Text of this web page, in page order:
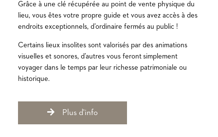
Grâce à une clé récupérée au point de vente physique du
lieu, vous êtes votre propre guide et vous avez accès à des
endroits exceptionnels, d’ordinaire fermés au public !
Certains lieux insolites sont valorisés par des animations
visuelles et sonores, d’autres vous feront simplement
voyager dans le temps par leur richesse patrimoniale ou
historique.​​​​​​
Plus d'info